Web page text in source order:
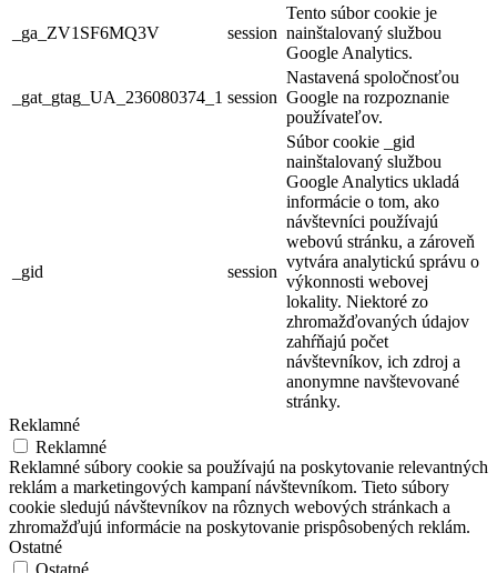
_ga_ZV1SF6MQ3V session
Tento súbor cookie je
nainštalovaný službou
Google Analytics.
_gat_gtag_UA_236080374_1 session
Nastavená spoločnosťou
Google na rozpoznanie
používateľov.
_gid session
Súbor cookie _gid
nainštalovaný službou
Google Analytics ukladá
informácie o tom, ako
návštevníci používajú
webovú stránku, a zároveň
vytvára analytickú správu o
výkonnosti webovej
lokality. Niektoré zo
zhromažďovaných údajov
zahŕňajú počet
návštevníkov, ich zdroj a
anonymne navštevované
stránky.
Reklamné
Reklamné
Reklamné súbory cookie sa používajú na poskytovanie relevantných
reklám a marketingových kampaní návštevníkom. Tieto súbory
cookie sledujú návštevníkov na rôznych webových stránkach a
zhromažďujú informácie na poskytovanie prispôsobených reklám.
Ostatné
Ostatné